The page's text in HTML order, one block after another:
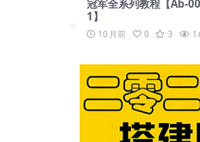
冠军全系列教程【Ab-
1】
10 月前 0 3